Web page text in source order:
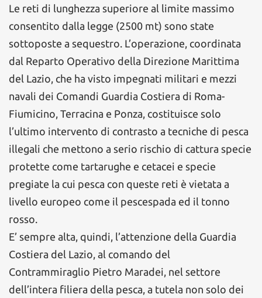
Le reti di lunghezza superiore al limite massimo
consentito dalla legge (2500 mt) sono state
sottoposte a sequestro. L’operazione, coordinata
dal Reparto Operativo della Direzione Marittima
del Lazio, che ha visto impegnati militari e mezzi
navali dei Comandi Guardia Costiera di Roma-
Fiumicino, Terracina e Ponza, costituisce solo
l’ultimo intervento di contrasto a tecniche di pesca
illegali che mettono a serio rischio di cattura specie
protette come tartarughe e cetacei e specie
pregiate la cui pesca con queste reti è vietata a
livello europeo come il pescespada ed il tonno
rosso.
E’ sempre alta, quindi, l’attenzione della Guardia
Costiera del Lazio, al comando del
Contrammiraglio Pietro Maradei, nel settore
dell’intera filiera della pesca, a tutela non solo dei